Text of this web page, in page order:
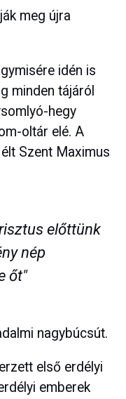
meg újra
idén is
minden tájáról
hegy
oltár elé. A
Szent Maximus
előttünk
nép
őt"
nagybúcsút.
első erdélyi
emberek